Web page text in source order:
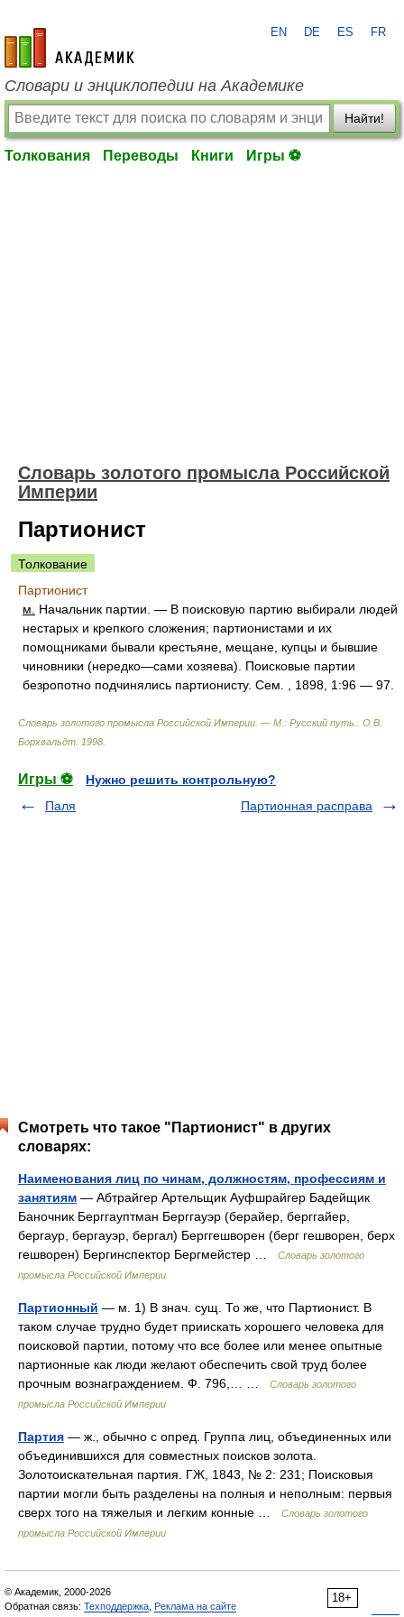
academic.ru
EN DE ES FR
Словари и энциклопедии на Академике
Найти!
Толкования Переводы Книги Игры ⚽
Словарь золотого промысла Российской
Империи
Партионист
Толкование
Партионист
м.
Начальник партии. — В поисковую партию выбирали людей
нестарых и крепкого сложения; партионистами и их
помощниками бывали крестьяне, мещане, купцы и бывшие
чиновники (нередко—сами хозяева). Поисковые партии
безропотно подчинялись партионисту. Сем. , 1898, 1:96 — 97.
Словарь золотого промысла Российской Империи. — М.: Русский путь.
О.В.
Борхвальдт 1998
Игры ⚽
Нужно решить контрольную?
Паля
Партионная расправа
Смотреть что такое "Партионист" в других
словарях:
Наименования лиц по чинам, должностям, профессиям и
занятиям — Абтрайгер Артельщик Ауфшрайгер Бадейщик
Баночник Берггауптман Берггауэр (берайер, берггайер,
бергаур, бергауэр, бергал) Берггешворен (берг гешворен, берх
гешворен) Бергинспектор Бергмейстер …
Словарь золотого
промысла Российской Империи
Партионный — м. 1) В знач. сущ. То же, что Партионист. В
таком случае трудно будет приискать хорошего человека для
поисковой партии, потому что все более или менее опытные
партионные как люди желают обеспечить свой труд более
прочным вознаграждением. Ф. 796,… …
Словарь золотого
промысла Российской Империи
Партия — ж., обычно с опред. Группа лиц, объединенных или
объединившихся для совместных поисков золота.
Золотоискательная партия. ГЖ, 1843, № 2: 231; Поисковыя
партии могли быть разделены на полныя и неполным: первыя
сверх того на тяжелыя и легким конные …
Словарь золотого
промысла Российской Империи
18+
© Академик, 2000-2026
Обратная связь: Техподдержка Реклама на сайте